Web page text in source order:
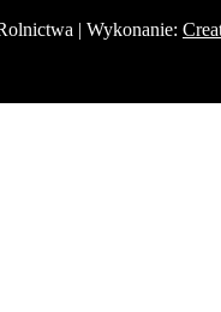
| Wykonanie: